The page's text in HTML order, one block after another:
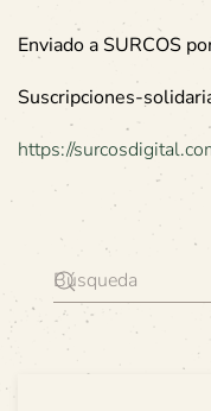
Enviado a SURCOS
Suscripciones-
https://